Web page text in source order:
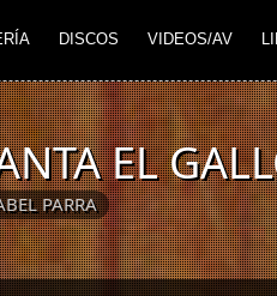
DISCOS VIDEOS/AV
EL
PARRA